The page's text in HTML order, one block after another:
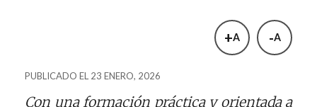
+A -A
PUBLICADO EL 23 ENERO, 2026
Con una formación práctica y orientada a